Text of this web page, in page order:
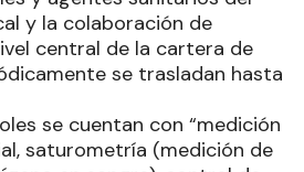
y la colaboración de
central de la cartera de
se trasladan hasta
se cuentan con “medición
saturometría (medición de